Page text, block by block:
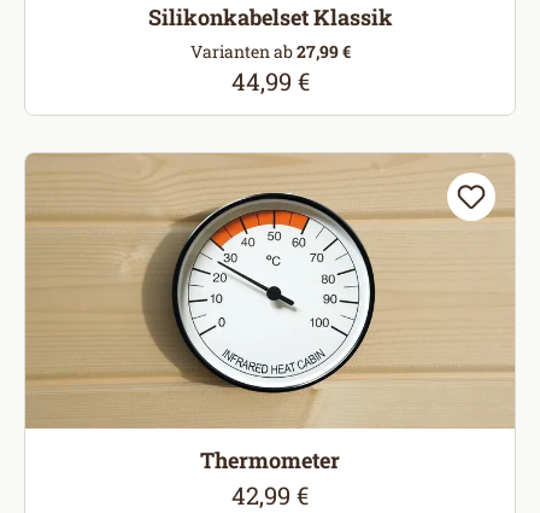
Silikonkabelset Klassik
Varianten ab27,99 €
Regulärer Preis:
44,99 €
Thermometer
Regulärer Preis:
42,99 €